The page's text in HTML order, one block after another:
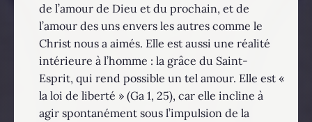
de l’amour de Dieu et du prochain, et de
l’amour des uns envers les autres comme le
Christ nous a aimés. Elle est aussi une réalité
intérieure à l’homme : la grâce du Saint-
Esprit, qui rend possible un tel amour. Elle est «
la loi de liberté » (Ga 1, 25), car elle incline à
agir spontanément sous l’impulsion de la